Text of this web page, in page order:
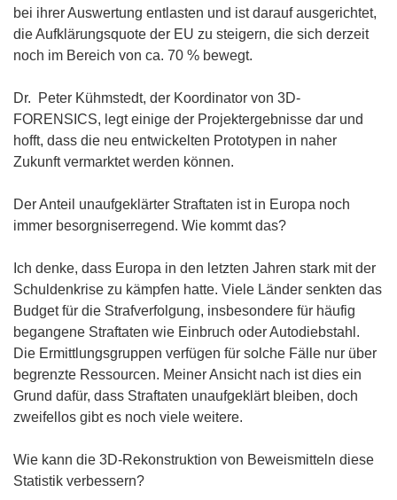
bei ihrer Auswertung entlasten und ist darauf ausgerichtet,
die Aufklärungsquote der EU zu steigern, die sich derzeit
noch im Bereich von ca. 70 % bewegt.
Dr. Peter Kühmstedt, der Koordinator von 3D-
FORENSICS, legt einige der Projektergebnisse dar und
hofft, dass die neu entwickelten Prototypen in naher
Zukunft vermarktet werden können.
Der Anteil unaufgeklärter Straftaten ist in Europa noch
immer besorgniserregend. Wie kommt das?
Ich denke, dass Europa in den letzten Jahren stark mit der
Schuldenkrise zu kämpfen hatte. Viele Länder senkten das
Budget für die Strafverfolgung, insbesondere für häufig
begangene Straftaten wie Einbruch oder Autodiebstahl.
Die Ermittlungsgruppen verfügen für solche Fälle nur über
begrenzte Ressourcen. Meiner Ansicht nach ist dies ein
Grund dafür, dass Straftaten unaufgeklärt bleiben, doch
zweifellos gibt es noch viele weitere.
Wie kann die 3D-Rekonstruktion von Beweismitteln diese
Statistik verbessern?